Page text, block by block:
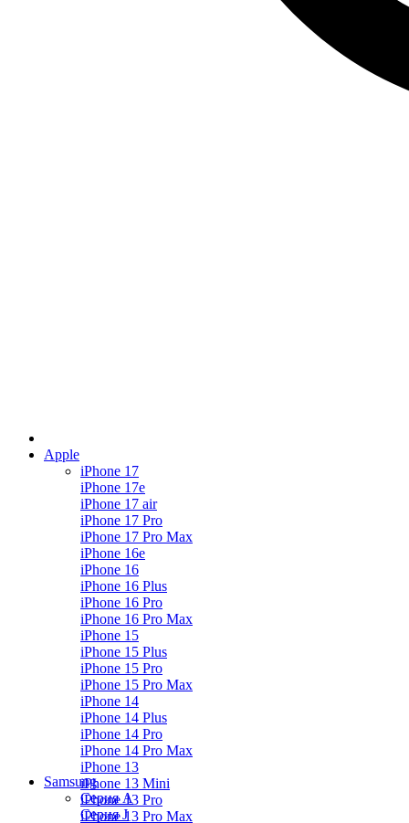
Apple
iPhone 17
iPhone 17e
iPhone 17 air
iPhone 17 Pro
iPhone 17 Pro Max
iPhone 16e
iPhone 16
iPhone 16 Plus
iPhone 16 Pro
iPhone 16 Pro Max
iPhone 15
iPhone 15 Plus
iPhone 15 Pro
iPhone 15 Pro Max
iPhone 14
iPhone 14 Plus
iPhone 14 Pro
iPhone 14 Pro Max
iPhone 13
iPhone 13 Mini
iPhone 13 Pro
iPhone 13 Pro Max
Samsung
Серия А
Серия J